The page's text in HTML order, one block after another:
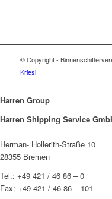
© Copyright -
Kriesi
Harren Group
Harren Shipping Service
Herman- Hollerith-Straße 10
28355 Bremen
Tel.: +49 421 / 46 86 – 0
Fax: +49 421 / 46 86 – 101